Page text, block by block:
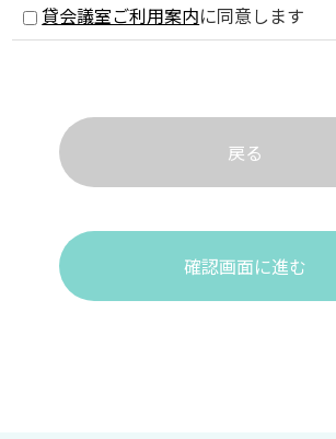
貸会議室ご利用案内に同意します
戻る
確認画面に進む